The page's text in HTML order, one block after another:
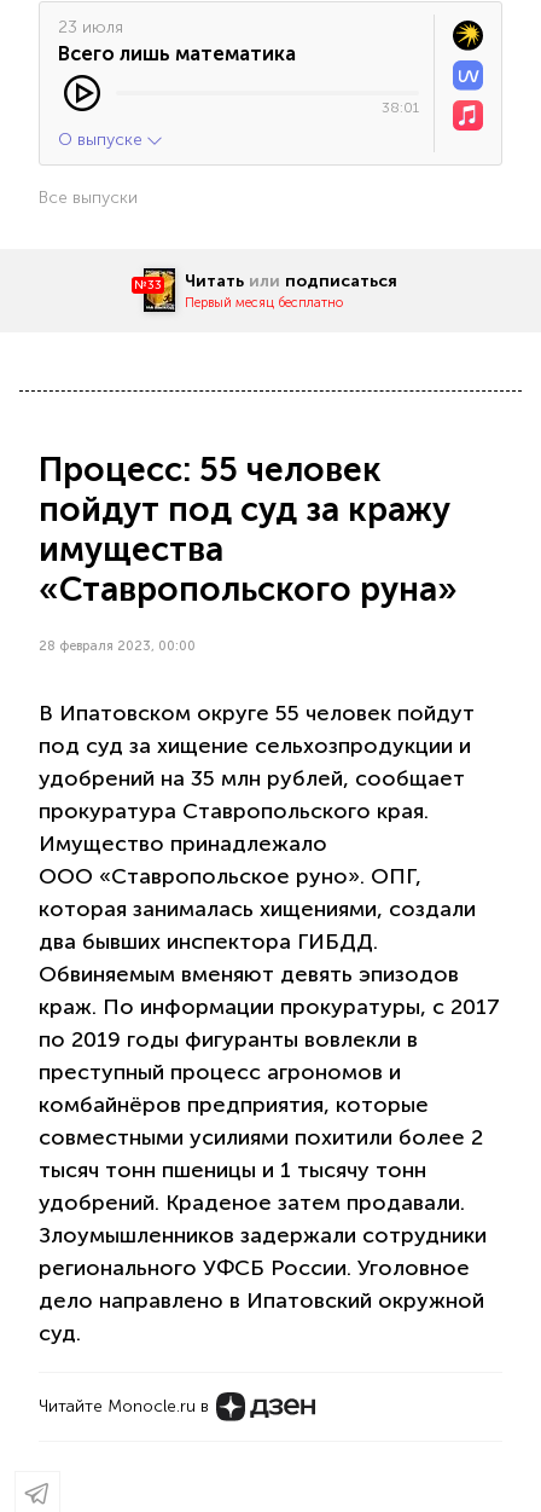
23 июля
Всего лишь математика
38:01
О выпуске
Все выпуски
№33 Читать или подписаться
Первый месяц бесплатно
Процесс: 55 человек
пойдут под суд за кражу
имущества
«Ставропольского руна»
28 февраля 2023, 00:00
В Ипатовском округе 55 человек пойдут
под суд за хищение сельхозпродукции и
удобрений на 35 млн рублей, сообщает
прокуратура Ставропольского края.
Имущество принадлежало
ООО «Ставропольское руно». ОПГ,
которая занималась хищениями, создали
два бывших инспектора ГИБДД.
Обвиняемым вменяют девять эпизодов
краж. По информации прокуратуры, с 2017
по 2019 годы фигуранты вовлекли в
преступный процесс агрономов и
комбайнёров предприятия, которые
совместными усилиями похитили более 2
тысяч тонн пшеницы и 1 тысячу тонн
удобрений. Краденое затем продавали.
Злоумышленников задержали сотрудники
регионального УФСБ России. Уголовное
дело направлено в Ипатовский окружной
суд.
Читайте Monocle.ru в